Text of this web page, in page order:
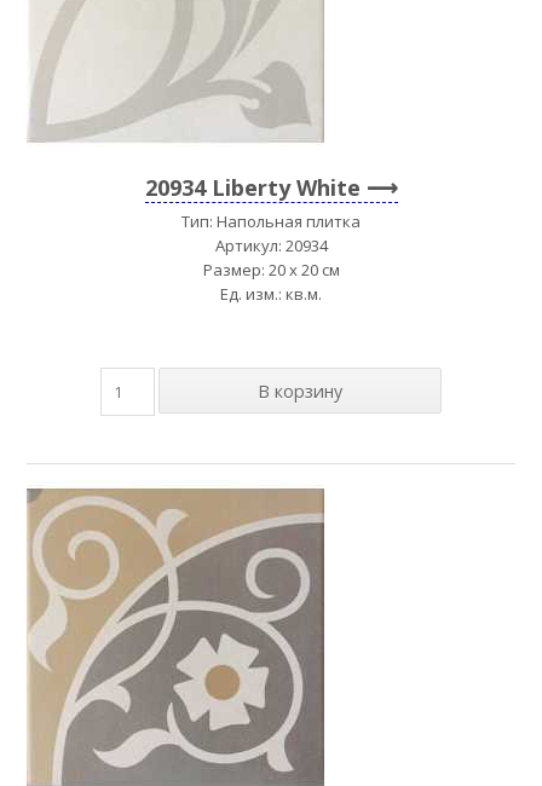
20934 Liberty White
Тип: Напольная плитка
Артикул: 20934
Размер: 20 x 20 см
Ед. изм.: кв.м.